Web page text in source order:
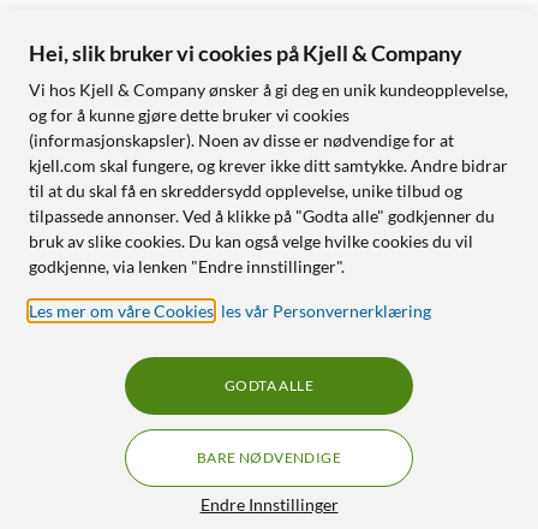
Hei, slik bruker vi cookies på Kjell & Company
Vi hos Kjell & Company ønsker å gi deg en unik kundeopplevelse,
og for å kunne gjøre dette bruker vi cookies
(informasjonskapsler). Noen av disse er nødvendige for at
kjell.com skal fungere, og krever ikke ditt samtykke. Andre bidrar
til at du skal få en skreddersydd opplevelse, unike tilbud og
tilpassede annonser. Ved å klikke på "Godta alle" godkjenner du
bruk av slike cookies. Du kan også velge hvilke cookies du vil
godkjenne, via lenken "Endre innstillinger".
Les mer om våre Cookies les vår Personvernerklæring
Endre Innstillinger
BARE NØDVENDIGE
GODTA ALLE